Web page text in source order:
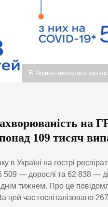
В Україні знизилася
на
109 тисяч
в Україні на гострі
509 — дорослі та 62 838 —
тижнем. Про це
цей час госпіталізовано